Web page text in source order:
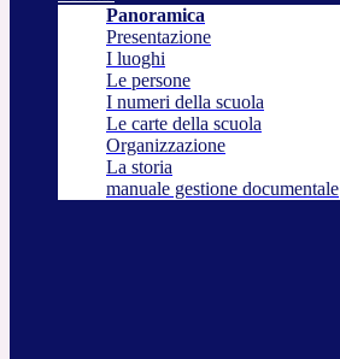
Panoramica
Presentazione
I luoghi
Le persone
I numeri della scuola
Le carte della scuola
Organizzazione
La storia
manuale gestione documentale